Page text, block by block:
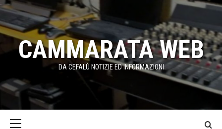
Passa
contenuto
CAMMARATA WEB
DA CEFALÙ NOTIZIE ED INFORMAZIONI